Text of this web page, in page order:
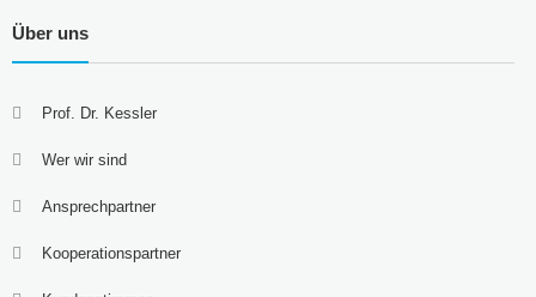
Über uns
Prof. Dr. Kessler
Wer wir sind
Ansprechpartner
Kooperationspartner